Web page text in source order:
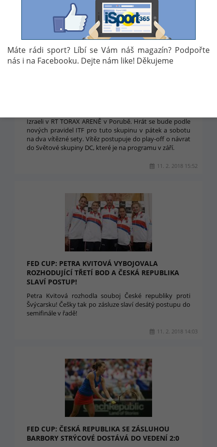
Izraeli v RT TORAX ARENĚ v Porubě. Hrát se bude podle
nových pravidel ITF pro tuto skupinu v pátek a sobotu
na dva vítězné sety. Vítěz postupuje do play-off o návrat
do Světové skupiny DC, které je na programu v září.
11. 2. 2018 15:52
FED CUP: PETRA KVITOVÁ VYBOJOVALA
ROZHODUJÍCÍ TŘETÍ BOD A ČESKÁ REPUBLIKA
SLAVÍ POSTUP!
Petra Kvitová rozhodla souboj České republiky proti
Švýcarsku! Češky tak po zásluze slaví desátý postupu do
semifinále v řadě!
11. 2. 2018 14:03
FED CUP: ČESKÁ REPUBLIKA SE ZÁSLUHOU
BARBORY STRÝCOVÉ DOSTÁVÁ DO VEDENÍ 2:0
Máte rádi sport? Líbí se Vám náš magazín? Podpořte
nás i na Facebooku. Dejte nám like! Děkujeme